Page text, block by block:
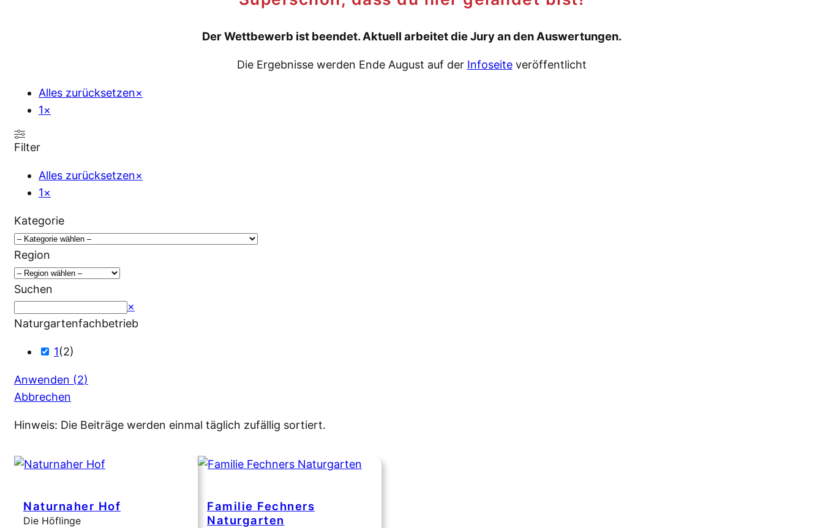
Der Wettbewerb ist beendet. Aktuell arbeitet die Jury an den Auswertungen.
Die Ergebnisse werden Ende August auf der Infoseiteveröffentlicht
Alles zurücksetzen×
1×
Filter
Alles zurücksetzen×
1×
Kategorie
Region
Suchen
Suchen
×
Naturgartenfachbetrieb
1(2)
Anwenden (2)
Abbrechen
Hinweis: Die Beiträge werden einmal täglich zufällig sortiert.
Naturnaher Hof
Die Höflinge
Familie Fechners
Naturgarten